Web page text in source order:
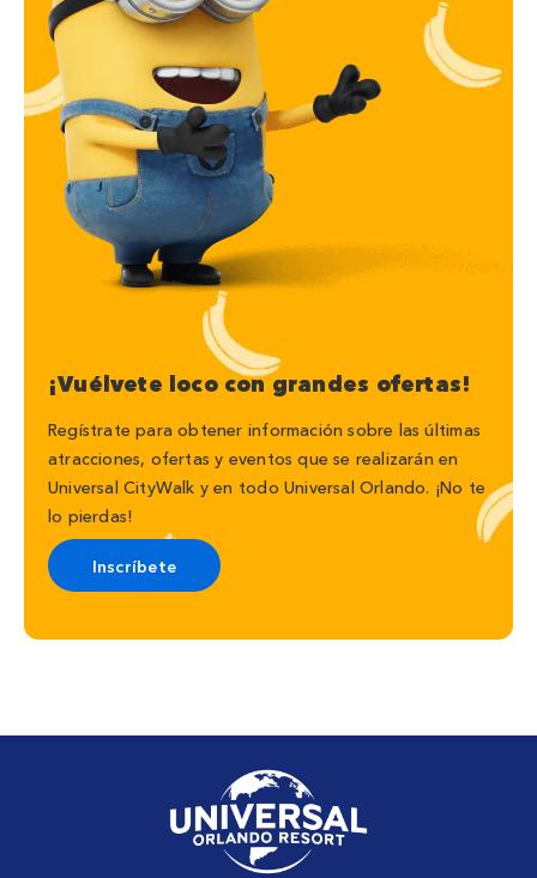
¡Vuélvete loco con grandes ofertas!
Regístrate para obtener información sobre las últimas
atracciones, ofertas y eventos que se realizarán en
Universal CityWalk y en todo Universal Orlando. ¡No te
lo pierdas!
Inscríbete